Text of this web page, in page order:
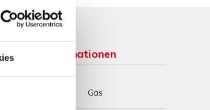
Informationen
Gas